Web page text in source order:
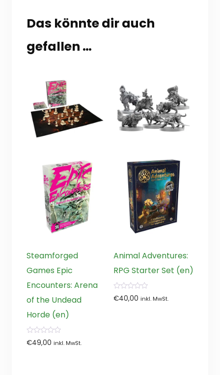
Das könnte dir auch
gefallen …
Steamforged
Games Epic
Encounters: Arena
of the Undead
Horde (en)
0
von
€49,00 inkl. MwSt.
Animal Adventures:
RPG Starter Set (en)
0
von
€40,00 inkl. MwSt.